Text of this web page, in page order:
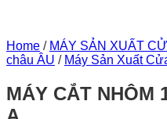
Home / MÁY SẢN XUẤT
châu ÂU / Máy Sản Xuất
MÁY CẮT NHÔM